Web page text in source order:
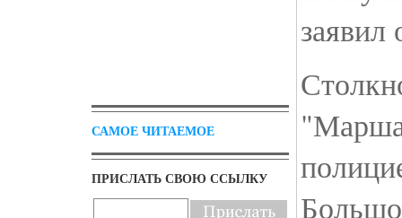
САМОЕ ЧИТАЕМОЕ
ПРИСЛАТЬ СВОЮ ССЫЛКУ
заявил